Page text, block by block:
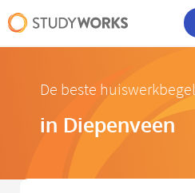
De beste
in Diepenveen